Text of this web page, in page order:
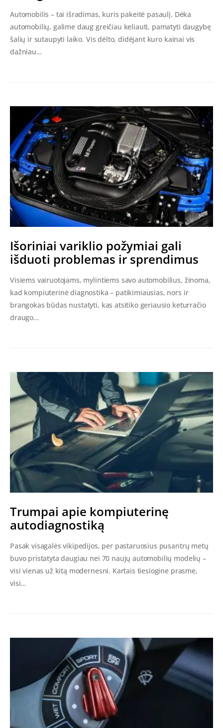
Automobilis – tai išradimas, kuris pakeitė pasaulį. Dėka
automobilių, galime daug greičiau keliauti, pamatyti daugybę
šalių ir sutaupyti laiko. Vis dėlto, didėjant kuro kainai vis
dažniau…
Išoriniai variklio požymiai gali
išduoti problemas ir sprendimus
Visiems vairuotojams, mylintiems savo automobilius, žinoma,
kad kompiuterinė diagnostika – patikimiausias, nors ir
brangokas būdas nustatyti, kas atsitiko geriausio keturračio
draugo…
Trumpai apie kompiuterinę
autodiagnostiką
Pasak visagalės vikipedijos, per pastaruosius pusantrų metų
buvo pristatyta daugiau nei 70 naujų automobilių modelių –
visi vienas už kitą modernesni. Kartais tiesiogine prasme,
visi…